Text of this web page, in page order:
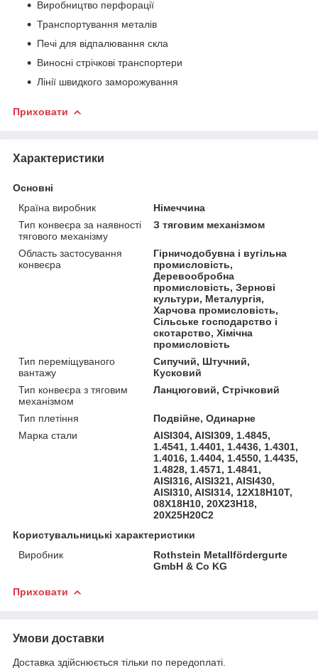
Виробництво перфорації
Транспортування металів
Печі для відпалювання скла
Виносні стрічкові транспортери
Лінії швидкого заморожування
Приховати
Характеристики
Основні
Країна виробник
Німеччина
Тип конвеєра за наявності
тягового механізму
З тяговим механізмом
Область застосування
конвеєра
Гірничодобувна і вугільна
промисловість,
Деревообробна
промисловість, Зернові
культури, Металургія,
Харчова промисловість,
Сільське господарство і
скотарство, Хімічна
промисловість
Тип переміщуваного
вантажу
Сипучий, Штучний,
Кусковий
Тип конвеєра з тяговим
механізмом
Ланцюговий, Стрічковий
Тип плетіння
Подвійне, Одинарне
Марка стали
AISI304, AISI309, 1.4845,
1.4541, 1.4401, 1.4436, 1.4301,
1.4016, 1.4404, 1.4550, 1.4435,
1.4828, 1.4571, 1.4841,
AISI316, AISI321, AISI430,
AISI310, AISI314, 12Х18Н10Т,
08Х18Н10, 20Х23Н18,
20Х25Н20С2
Користувальницькі характеристики
Виробник
Rothstein Metallfördergurte
GmbH & Co KG
Приховати
Умови доставки
Доставка здійснюється тільки по передоплаті.